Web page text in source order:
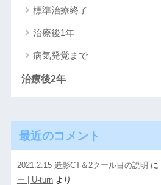
標準治療終了
治療後1年
病気発覚まで
治療後2年
最近のコメント
2021.2.15 造影CT＆2クール目の説明 に
ー | U-turnより